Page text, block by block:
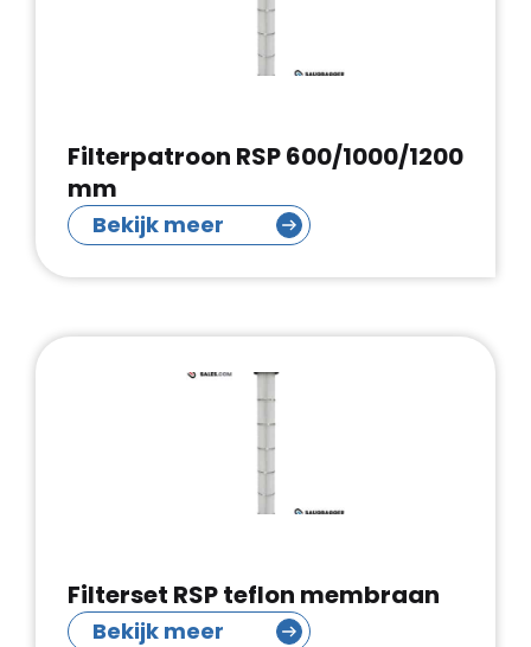
Filterpatroon RSP 600/1000/1200
mm
Bekijk meer
Filterset RSP teflon membraan
Bekijk meer